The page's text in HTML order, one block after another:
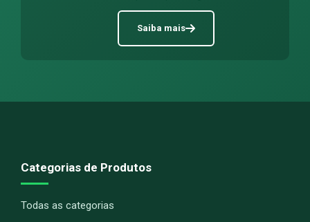
Saiba mais
Categorias de Produtos
Todas as categorias